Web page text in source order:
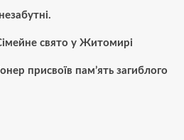
свято у Житомирі
присвоїв пам’ять загиблого